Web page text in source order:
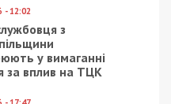
18/09/2020 - 13:00
В Днепре возле могилы
Поля нашли крест из
черного камня: фото